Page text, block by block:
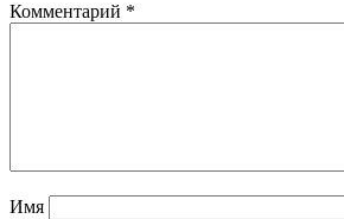
Комментарий *
Имя